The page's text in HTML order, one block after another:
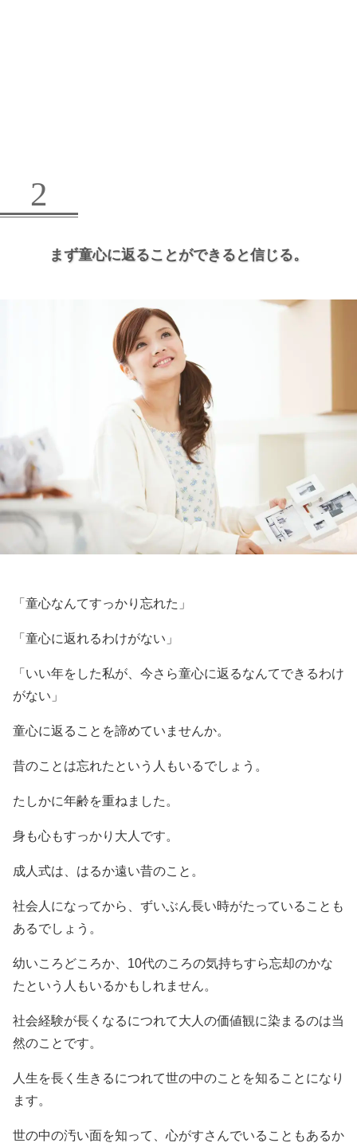
2
まず童心に返ることができると信じる。
「童心なんてすっかり忘れた」
「童心に返れるわけがない」
「いい年をした私が、今さら童心に返るなんてできるわけ
がない」
童心に返ることを諦めていませんか。
昔のことは忘れたという人もいるでしょう。
たしかに年齢を重ねました。
身も心もすっかり大人です。
成人式は、はるか遠い昔のこと。
社会人になってから、ずいぶん長い時がたっていることも
あるでしょう。
幼いころどころか、10代のころの気持ちすら忘却のかな
たという人もいるかもしれません。
社会経験が長くなるにつれて大人の価値観に染まるのは当
然のことです。
人生を長く生きるにつれて世の中のことを知ることになり
ます。
世の中の汚い面を知って、心がすさんでいることもあるか